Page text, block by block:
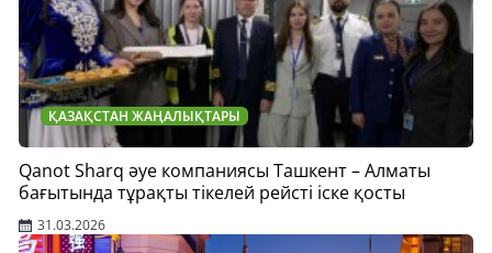
ҚАЗАҚСТАН ЖАҢАЛЫҚТАРЫ
Qanot Sharq әуе компаниясы Ташкент – Алматы
бағытында тұрақты тікелей рейсті іске қосты
31.03.2026